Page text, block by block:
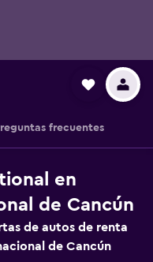
frecuentes
en
de Cancún
de autos de renta
de Cancún